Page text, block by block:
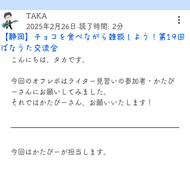
【静岡】チョコを食べながら雑談しよう！第19回
ばなうた交流会
TAKA
2025年2月26日 読了時間: 2分
こんにちは。タカです。
今回のオフレポはライター見習いの参加者・かたぴ
ーさんにお願いしてみました。
それではかたぴーさん、お願いいたします！
今回はかたぴーが担当します。